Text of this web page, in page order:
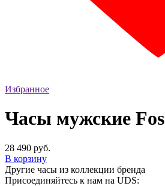
Избранное
Часы мужские
28 490 руб.
В корзину
Другие часы из коллекции бренда
Присоединяйтесь к нам на UDS: